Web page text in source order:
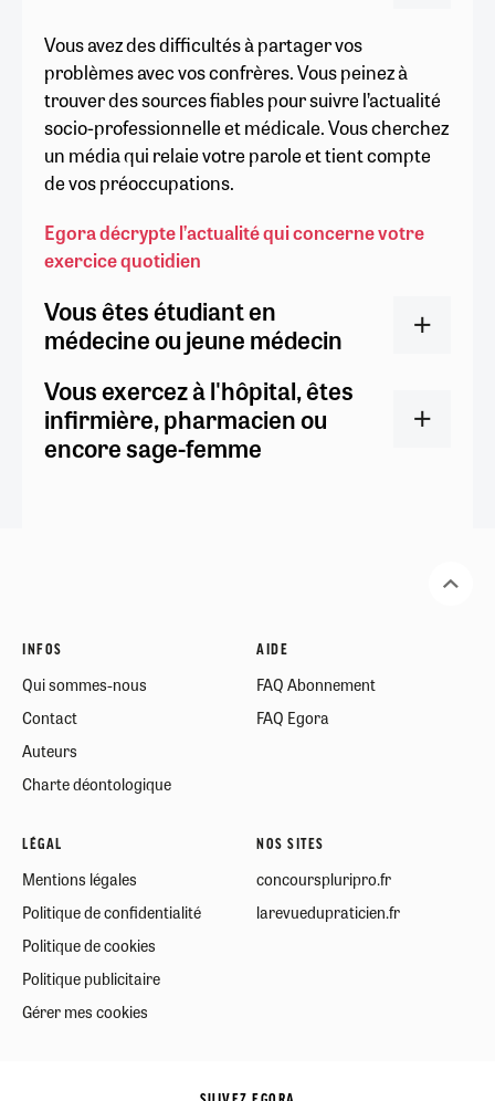
Vous avez des difficultés à partager vos
problèmes avec vos confrères. Vous peinez à
trouver des sources fiables pour suivre l’actualité
socio-professionnelle et médicale. Vous cherchez
un média qui relaie votre parole et tient compte
de vos préoccupations.
Egora décrypte l’actualité qui concerne votre
exercice quotidien
Vous êtes étudiant en
médecine ou jeune médecin
Vous exercez à l'hôpital, êtes
infirmière, pharmacien ou
encore sage-femme
INFOS
Qui sommes-nous
Contact
Auteurs
Charte déontologique
AIDE
FAQ Abonnement
FAQ Egora
LÉGAL
Mentions légales
Politique de confidentialité
Politique de cookies
Politique publicitaire
Gérer mes cookies
NOS SITES
concourspluripro.fr
larevuedupraticien.fr